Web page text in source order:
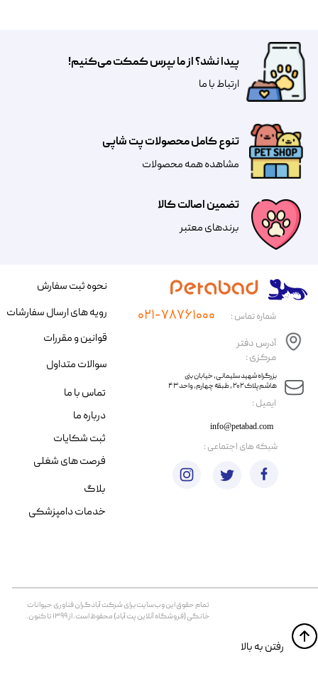
تضمین اصالت کالا
​​برندهای معتبر​​​​​​​
تنوع کامل محصولات پت شاپی
مشاهده همه محصولات
پیدا نشد؟ از ما بپرس کمکت می‌کنیم!
​​​ارتباط با ما
​ایمیل :
آدرس دفتر
مرکزی :
info@petabad.com
​​بزرگراه شهید سلیمانی، خیابان بنی
هاشم پلاک ۲۰۲ ، طبقه چهارم، واحد ۴۳
شماره تماس : ۰۲۱-۷۸۷۶۱۰۰۰
تمام حقوق اين وب‌سايت برای شرکت آبادگران فناوری حیوانات
خانگی (فروشگاه آنلاین پت آباد) محفوظ است. از ۱۳۹۹ تا کنون.
​​رفتن به بالا
نحوه ثبت سفارش
رویه های ارسال سفارشات
قوانین و مقررات
سوالات متداول
تماس با ما
درباره ما
ثبت شکایات
فرصت های شغلی
​شبکه های اجتماعی :
بلاگ
خدمات دامپزشکی